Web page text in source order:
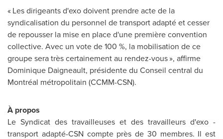
« Les dirigeants d'exo doivent prendre acte de la
syndicalisation du personnel de transport adapté et cesser
de repousser la mise en place d'une première convention
collective. Avec un vote de 100 %, la mobilisation de ce
groupe sera très certainement au rendez-vous », affirme
Dominique Daigneault, présidente du Conseil central du
Montréal métropolitain (CCMM-CSN).
À propos
Le Syndicat des travailleuses et des travailleurs d'exo -
transport adapté-CSN compte près de 30 membres. Il est